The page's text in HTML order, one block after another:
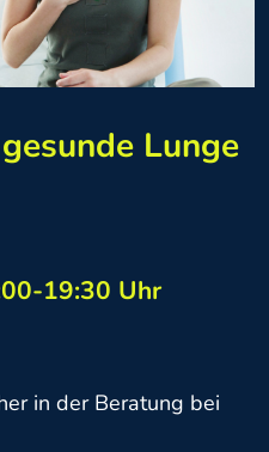
Lunge
19:30 Uhr
in der Beratung bei